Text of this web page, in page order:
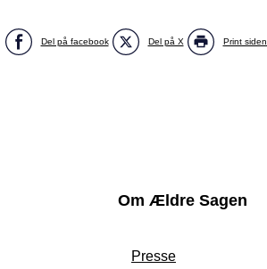
Del på facebook Del på X Print
Om Ældre Sagen
Presse